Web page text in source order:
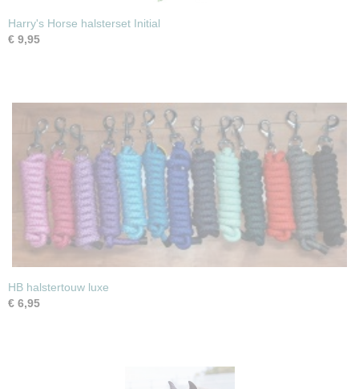
Harry's Horse halsterset Initial
€ 9,95
HB halstertouw luxe
€ 6,95